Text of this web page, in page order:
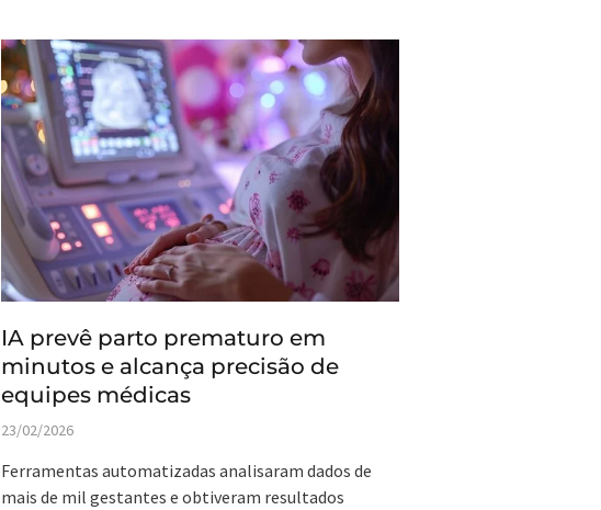
IA prevê parto prematuro em
minutos e alcança precisão de
equipes médicas
23/02/2026
Ferramentas automatizadas analisaram dados de
mais de mil gestantes e obtiveram resultados